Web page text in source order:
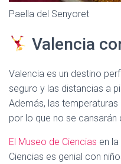
Paella del Senyoret
Valencia
Valencia es un destino
seguro y las distancias a
Además, las
por lo que no se cansarán
El Museo de Ciencias en
Ciencias es genial con